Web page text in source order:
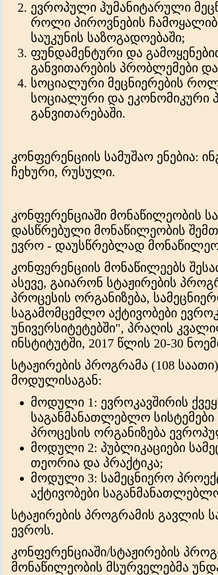
ევროპული ჰუმანიტარული
როლი პიროვნების
საუკუნის საზოგადოებაში;
ფუნდამენტური და
განვითარების პრობლემები
სოციალური მეცნიერების
სოციალური და ეკონომიკური
განვითარებაში.
კონფერენციის სამუშაო ენებია:
ჩეხური, რუსული.
კონფერენციაში მონაწილეობის
დასწრებული მონაწილეობის
ევრო - დაუსწრებლად
კონფერენციის მონაწილეებს
ასევე, გაიარონ სტაჟირების
პროცესის ორგანიზება,
საგამომცემლო აქტივობები
უნივერსიტეტებში", პრაღის
ინსტიტუტში, 2017 წლის 20-30
სტაჟირების პროგრამა (108
მოდულისაგან:
მოდული 1: ევროკავშირის
საგანმანათლებლო
პროცესის ორგანიზება
მოდული 2: პუბლიკაციები
თეორია და პრაქტიკა;
მოდული 3: სამეცნიერო
აქტივობები
სტაჟირების პროგრამის გავლის
ევროს.
კონფერენციაში/სტაჟირების
მონაწილეობის მსურველებმა